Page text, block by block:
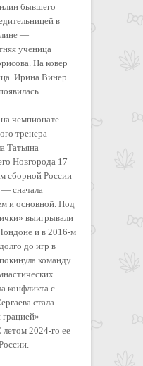
бывшего
в
—
ученица
На ковер
Ирина Винер
чемпионате
тренера
Татьяна
Новгорода 17
сборной России
сначала
и основной. Под
выигрывали
и в 2016-м
до игр в
команду.
конфликта с
стала
грацией» —
2024-го ее